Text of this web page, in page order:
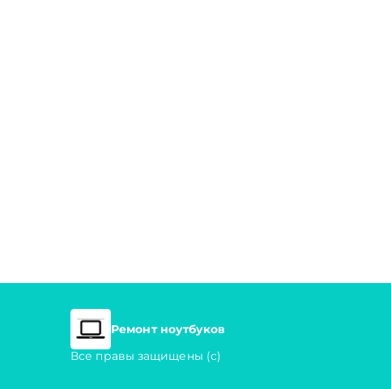
Ремонт ноутбуков
Все правы защищены (с)